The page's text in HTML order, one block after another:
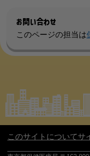
お問い合わせ
このページの担当は
このサイトについてサ